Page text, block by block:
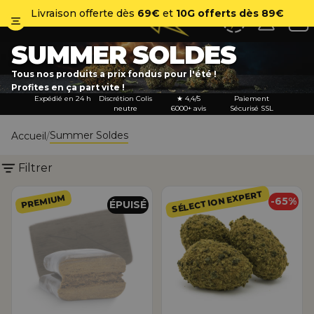
Livraison offerte dès 69€ et 10G offerts dès 89€
SUMMER SOLDES
Tous nos produits a prix fondus pour l'été !
Profites en ça part vite !
Expédié en 24 h
Discrétion Colis
neutre
★ 4,4/5
6000+ avis
Paiement
Sécurisé SSL
Accueil Summer Soldes
Filtrer
SUPREME HASH
PREMIUM ÉPUISÉ
WEEDROCK CBD+
SÉLECTION EXPERT -65%